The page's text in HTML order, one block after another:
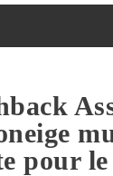
pour le